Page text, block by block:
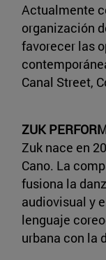
Actualmente
organización
favorecer las
Canal Street,
ZUK
Zuk nace en
Cano. La
fusiona la
audiovisual y
lenguaje
urbana con la